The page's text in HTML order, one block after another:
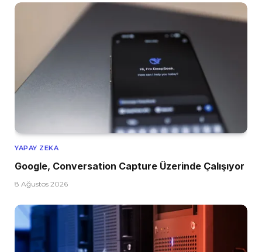
YAPAY ZEKA
Google, Conversation Capture Üzerinde Çalışıyor
8 Ağustos 2026